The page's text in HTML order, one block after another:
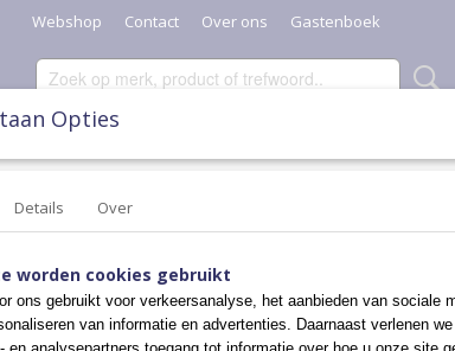
Webshop Contact Over ons Gastenboek
>RECHTE BEKER
BEKER
17,00
Opties
Details Over
worden cookies gebruikt
ons gebruikt voor verkeersanalyse, het aanbieden van sociale
van informatie en advertenties. Daarnaast verlenen